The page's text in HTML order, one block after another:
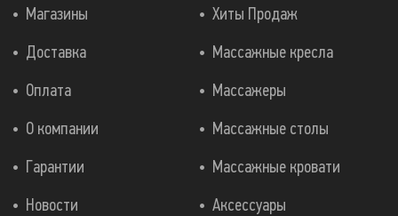
Хиты Продаж
Массажные кресла
Массажеры
Массажные столы
Массажные кровати
Аксессуары
Магазины
Доставка
Оплата
О компании
Гарантии
Новости